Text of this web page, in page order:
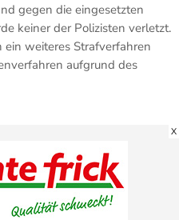
gegen die eingesetzten
keiner der Polizisten verletzt.
weiteres Strafverfahren
aufgrund des
X